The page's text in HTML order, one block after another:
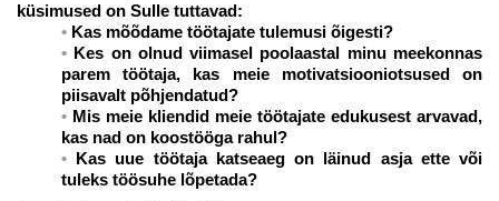
küsimused on Sulle tuttavad:
Kas mõõdame töötajate tulemusi õigesti?
Kes on olnud viimasel poolaastal minu meekonnas
parem töötaja, kas meie motivatsiooniotsused on
piisavalt põhjendatud?
Mis meie kliendid meie töötajate edukusest arvavad,
kas nad on koostööga rahul?
Kas uue töötaja katseaeg on läinud asja ette või
tuleks töösuhe lõpetada?